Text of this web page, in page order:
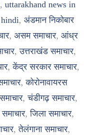
, uttarakhand news in
hindi, अंडमान निकोबार
, असम समाचार, आंध्र
,उत्तराखंड समाचार,
,केंद्र सरकार समाचार,
,कोरोनावायरस
,चंडीगढ़ समाचार,
,जिला समाचार,
,तेलंगाना समाचार,